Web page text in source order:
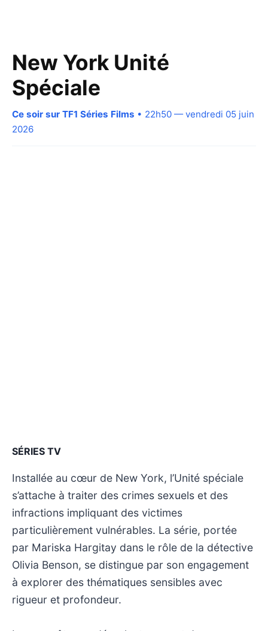
New York Unité
Spéciale
Ce soir sur TF1 Séries Films • 22h50 — vendredi 05 juin
2026
SÉRIES TV
Installée au cœur de New York, l’Unité spéciale
s’attache à traiter des crimes sexuels et des
infractions impliquant des victimes
particulièrement vulnérables. La série, portée
par Mariska Hargitay dans le rôle de la détective
Olivia Benson, se distingue par son engagement
à explorer des thématiques sensibles avec
rigueur et profondeur.